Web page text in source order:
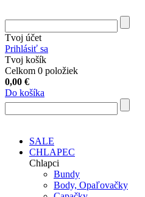
Tvoj účet
Prihlásiť sa
Tvoj košík
Celkom 0 položiek
0,00 €
Do košíka
SALE
CHLAPEC
Chlapci
Bundy
Body, Opaľovačky